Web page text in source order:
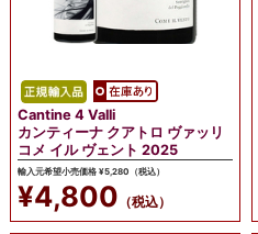
Cantine 4 Valli
カンティーナ クアトロ ヴァッリ
コメ イル ヴェント 2025
輸入元希望小売価格 ¥5,280（税込）
¥4,800 （税込）